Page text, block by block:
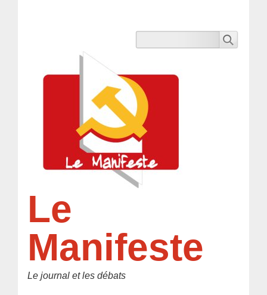
Le
Manifeste
Le journal et les débats